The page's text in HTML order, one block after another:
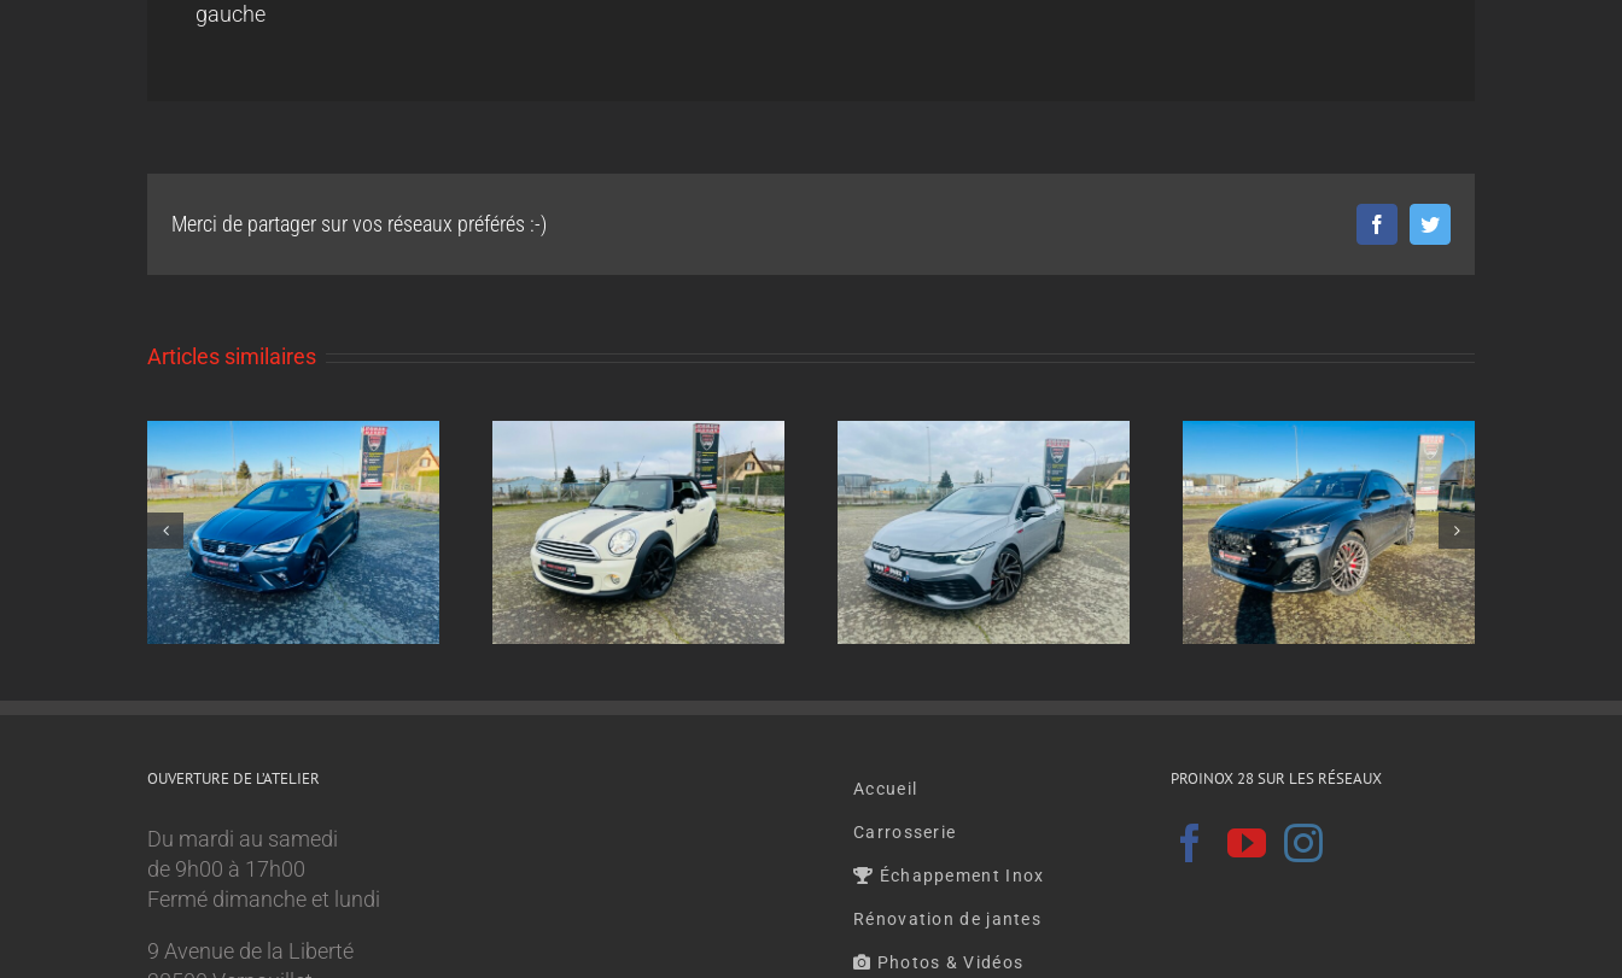
gauche
Merci de partager sur vos réseaux préférés :-) FacebookTwitter
Articles similaires
Echappement inox sur
mesure Mini Cooper 1.6l
Echappement inox sur
mesure Volkswagen Golf 8
GTI
Echappement inox sur
mesure AUDI SQ8 2024
Echappement inox sur
mesure Ford sierra xr4i v6
OUVERTURE DE L’ATELIER
Du mardi au samedi
de 9h00 à 17h00
Fermé dimanche et lundi
9 Avenue de la Liberté
Accueil
Carrosserie
Échappement Inox
Rénovation de jantes
Photos & Vidéos
PROINOX 28 SUR LES RÉSEAUX